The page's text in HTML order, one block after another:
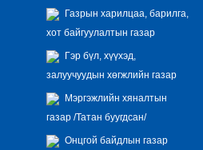
Газрын харилцаа, барилга,
хот байгуулалтын газар
Гэр бүл, хүүхэд,
залуучуудын хөгжлийн газар
Мэргэжлийн хяналтын
газар /Татан буугдсан/
Онцгой байдлын газар